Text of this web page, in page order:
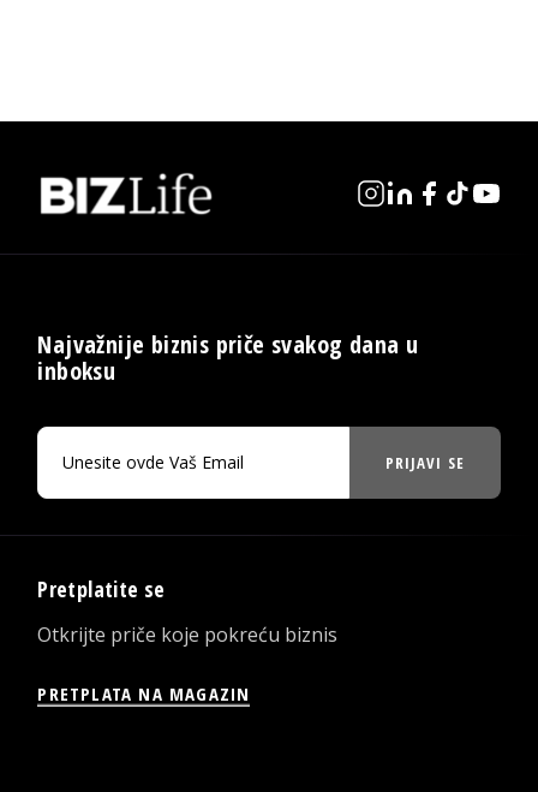
Najvažnije biznis priče svakog dana u
inboksu
PRIJAVI SE
Pretplatite se
Otkrijte priče koje pokreću biznis
PRETPLATA NA MAGAZIN